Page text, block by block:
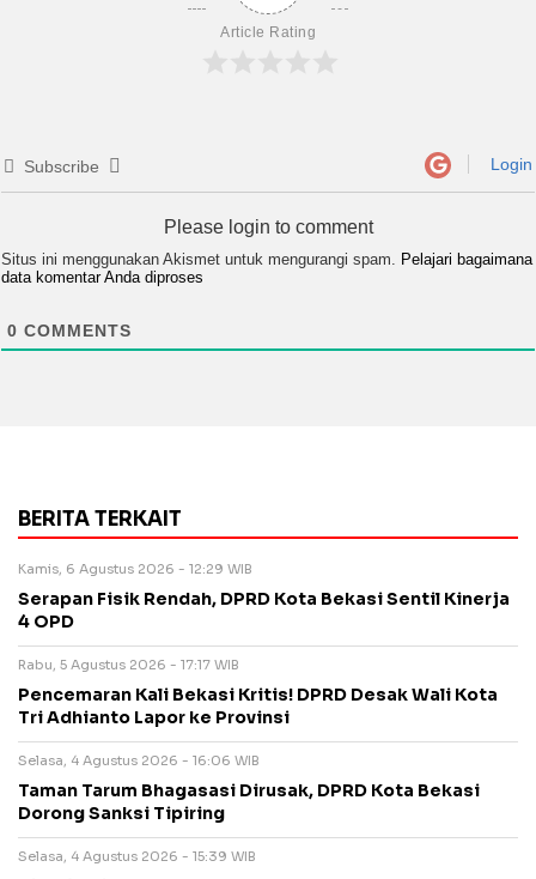
Article Rating
Subscribe Login
Please login to comment
Situs ini menggunakan Akismet untuk mengurangi spam. Pelajari bagaimana
data komentar Anda diproses
0 COMMENTS
BERITA TERKAIT
Kamis, 6 Agustus 2026 - 12:29 WIB
Serapan Fisik Rendah, DPRD Kota Bekasi Sentil Kinerja
4 OPD
Rabu, 5 Agustus 2026 - 17:17 WIB
Pencemaran Kali Bekasi Kritis! DPRD Desak Wali Kota
Tri Adhianto Lapor ke Provinsi
Selasa, 4 Agustus 2026 - 16:06 WIB
Taman Tarum Bhagasasi Dirusak, DPRD Kota Bekasi
Dorong Sanksi Tipiring
Selasa, 4 Agustus 2026 - 15:39 WIB